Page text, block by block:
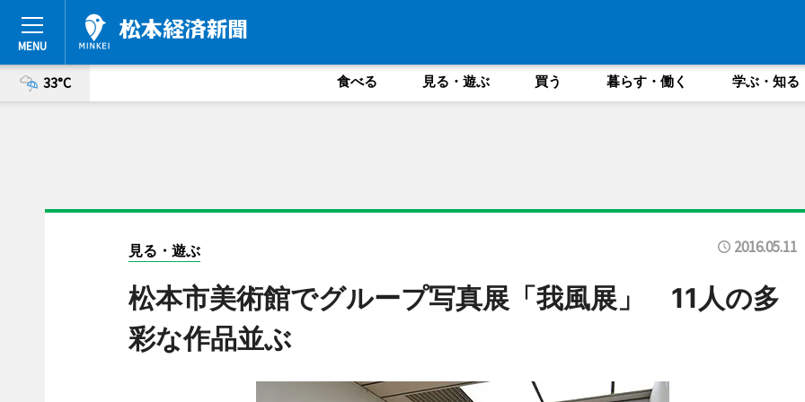
33°C 食べる 見る・遊ぶ 買う 暮らす・働く 学ぶ・知る
見る・遊ぶ 2016.05.11
松本市美術館でグループ写真展「我風展」 11人の多
彩な作品並ぶ